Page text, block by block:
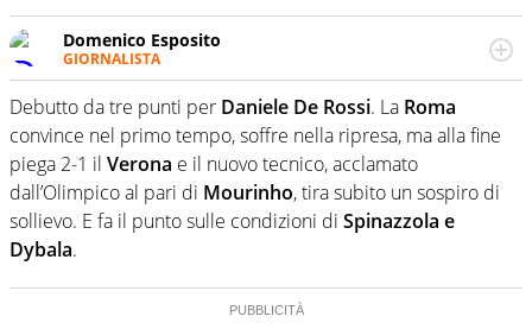
Domenico Esposito
GIORNALISTA
Da vent’anni in campo e sul campo per vivere ogni evento
in tutte le sue sfaccettature. Passione smisurata per il
calcio e per la sfera di cuoio. Il pallone è una cosa
serissima, guai a dirgli di no
Debutto da tre punti per Daniele De Rossi. La Roma
convince nel primo tempo, soffre nella ripresa, ma alla fine
piega 2-1 il Verona e il nuovo tecnico, acclamato
dall’Olimpico al pari di Mourinho, tira subito un sospiro di
sollievo. E fa il punto sulle condizioni di Spinazzola e
Dybala.